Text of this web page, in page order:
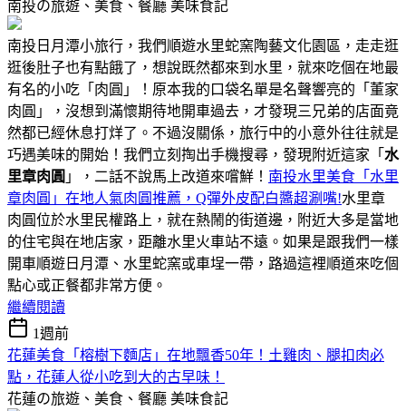
南投の旅遊、美食、餐廳 美味食記
南投日月潭小旅行，我們順遊水里蛇窯陶藝文化園區，走走逛
逛後肚子也有點餓了，想說既然都來到水里，就來吃個在地最
有名的小吃「肉圓」！原本我的口袋名單是名聲響亮的「董家
肉圓」，沒想到滿懷期待地開車過去，才發現三兄弟的店面竟
然都已經休息打烊了。不過沒關係，旅行中的小意外往往就是
巧遇美味的開始！我們立刻掏出手機搜尋，發現附近這家「 水
里章肉圓 」，二話不說馬上改道來嚐鮮！ 南投水里美食「水里
章肉圓」在地人氣肉圓推薦，Q彈外皮配白醬超涮嘴!水里章
肉圓位於水里民權路上，就在熱鬧的街道邊，附近大多是當地
的住宅與在地店家，距離水里火車站不遠。如果是跟我們一樣
開車順遊日月潭、水里蛇窯或車埕一帶，路過這裡順道來吃個
點心或正餐都非常方便。
繼續閱讀
1週前
花蓮美食「榕樹下麵店」在地飄香50年！土雞肉、腿扣肉必
點，花蓮人從小吃到大的古早味！
花蓮の旅遊、美食、餐廳 美味食記